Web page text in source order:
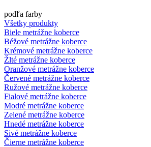
podľa farby
Všetky produkty
Biele metrážne koberce
Béžové metrážne koberce
Krémové metrážne koberce
Žlté metrážne koberce
Oranžové metrážne koberce
Červené metrážne koberce
Ružové metrážne koberce
Fialové metrážne koberce
Modré metrážne koberce
Zelené metrážne koberce
Hnedé metrážne koberce
Sivé metrážne koberce
Čierne metrážne koberce